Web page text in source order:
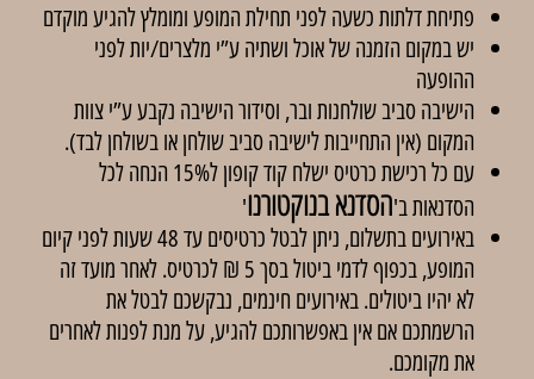
פתיחת דלתות כשעה לפני תחילת המופע ומומלץ להגיע מוקדם
יש במקום הזמנה של אוכל ושתיה ע”י מלצרים/יות לפני
ההופעה
הישיבה סביב שולחנות ובר, וסידור הישיבה נקבע ע”י צוות
המקום (אין התחייבות לישיבה סביב שולחן או בשולחן לבד).
עם כל רכישת כרטיס ישלח קוד קופון ל15% הנחה לכל
הסדנאות ב'הסדנא בנוקטורנו'
באירועים בתשלום, ניתן לבטל כרטיסים עד 48 שעות לפני קיום
המופע, בכפוף לדמי ביטול בסך 5 ₪ לכרטיס. לאחר מועד זה
לא יהיו ביטולים. באירועים חינמים, נבקשכם לבטל את
הרשמתכם אם אין באפשרותכם להגיע, על מנת לפנות לאחרים
את מקומכם.